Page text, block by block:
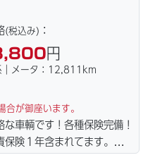
１万〜ご用意しておりま
約後の取り置き＆保管無料
ジにて詳細画像見れます。
(税込み) ：
円
｜メータ：12,811km
が御座います。
車輌です！各種保険完備！
険１年含まれてます。全国